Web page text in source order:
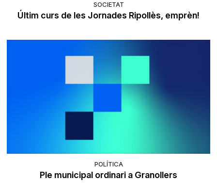
SOCIETAT
Últim curs de les Jornades Ripollès, emprèn!
POLÍTICA
Ple municipal ordinari a Granollers